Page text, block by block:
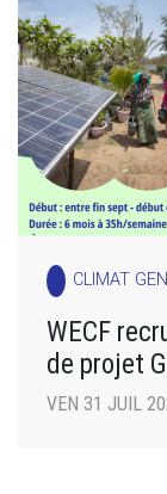
CLIMAT
WECF
de projet
VEN 31 JUIL